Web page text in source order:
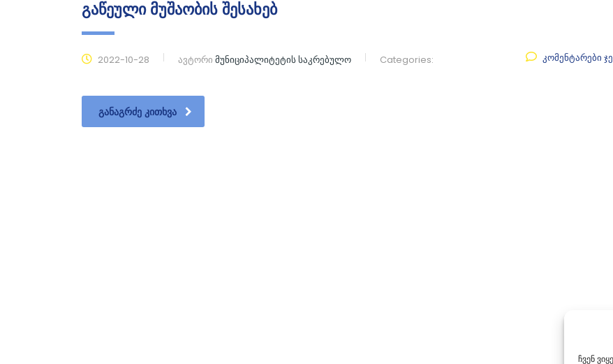
ჩვენ
გაწეული მუშაობის შესახებ
2022-10-28 ავტორი მუნიციპალიტეტის საკრებულო Categories: კომენტარები
ᲒᲐᲜᲐᲒᲠᲫᲔ ᲙᲘᲗᲮᲕᲐ